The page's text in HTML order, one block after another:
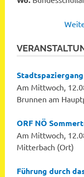
Am Mittwoch,
Brunnen am
ORF NÖ
Am Mittwoch,
Mitterbach (Ort)
Führung durch